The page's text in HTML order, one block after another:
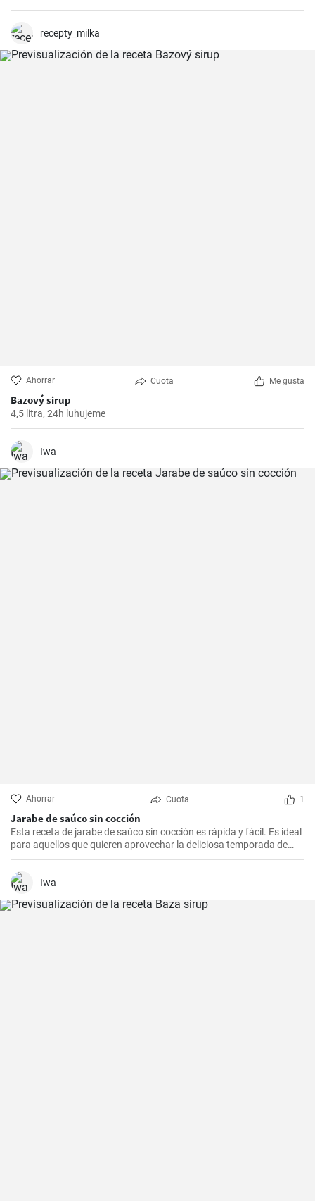
recepty_milka
Ahorrar Cuota Me gusta
Bazový sirup
4,5 litra, 24h luhujeme
Iwa
Ahorrar Cuota 1
Jarabe de saúco sin cocción
Esta receta de jarabe de saúco sin cocción es rápida y fácil. Es ideal
para aquellos que quieren aprovechar la deliciosa temporada de
saúco, pero no tienen tiempo para cocinar. Solo necesitas mezclar
todos los ingredientes y dejar reposar.
Iwa